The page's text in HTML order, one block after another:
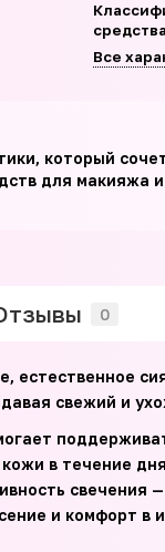
средства
Все
который
для макияжа
0
свежий и
в течение
свечения
и комфорт